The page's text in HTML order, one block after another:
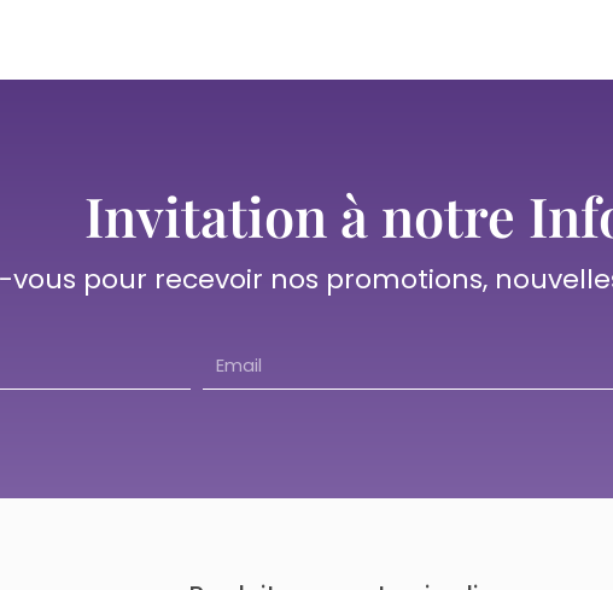
Invitation à notre
vous pour recevoir nos promotions,